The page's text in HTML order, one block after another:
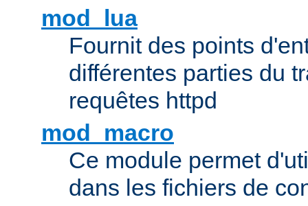
mod_lua
Fournit des points
différentes parties du
requêtes httpd
mod_macro
Ce module permet
dans les fichiers de